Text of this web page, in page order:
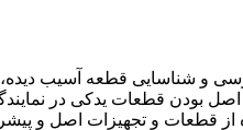
و شناسایی قطعه آسیب
بودن قطعات یدکی در
از قطعات و تجهیزات اصل و